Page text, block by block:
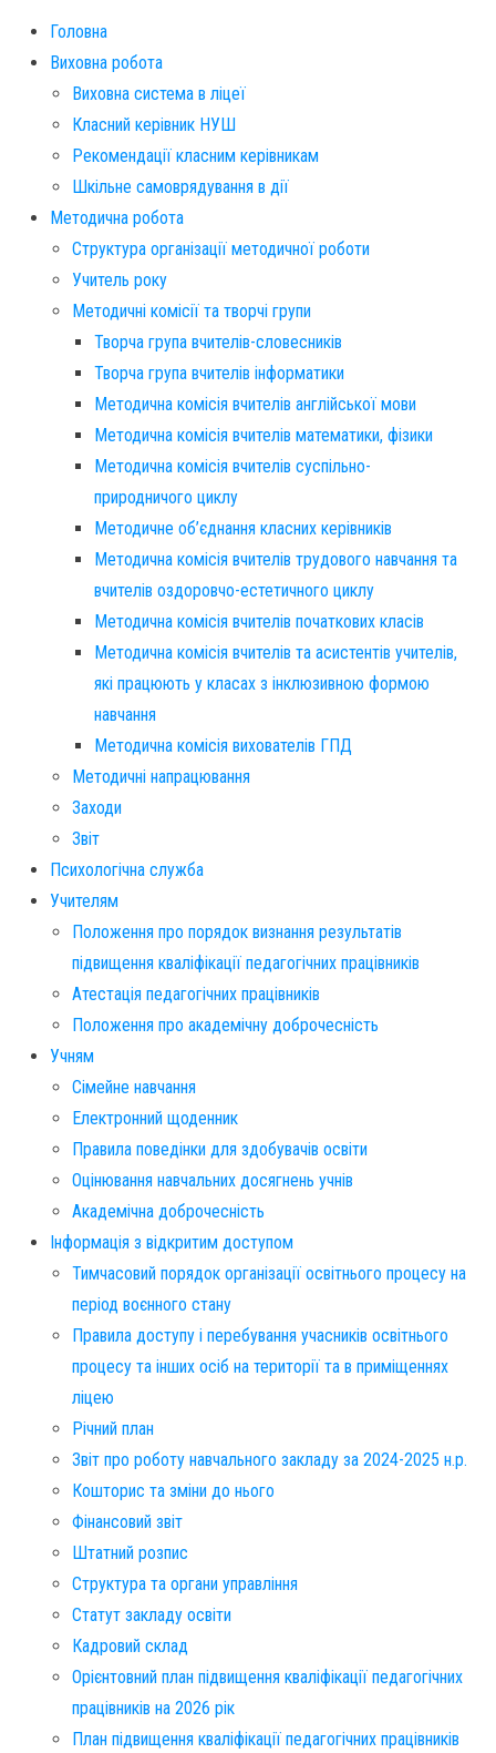
Головна
Виховна робота
Виховна система в ліцеї
Класний керівник НУШ
Рекомендації класним керівникам
Шкільне самоврядування в дії
Методична робота
Структура організації методичної роботи
Учитель року
Методичні комісії та творчі групи
Творча група вчителів-словесників
Творча група вчителів інформатики
Методична комісія вчителів англійської мови
Методична комісія вчителів математики, фізики
Методична комісія вчителів суспільно-
природничого циклу
Методичне об’єднання класних керівників
Методична комісія вчителів трудового навчання та
вчителів оздоровчо-естетичного циклу
Методична комісія вчителів початкових класів
Методична комісія вчителів та асистентів учителів,
які працюють у класах з інклюзивною формою
навчання
Методична комісія вихователів ГПД
Методичні напрацювання
Заходи
Звіт
Психологічна служба
Учителям
Положення про порядок визнання результатів
підвищення кваліфікації педагогічних працівників
Атестація педагогічних працівників
Положення про академічну доброчесність
Учням
Сімейне навчання
Електронний щоденник
Правила поведінки для здобувачів освіти
Оцінювання навчальних досягнень учнів
Академічна доброчесність
Інформація з відкритим доступом
Тимчасовий порядок організації освітнього процесу на
період воєнного стану
Правила доступу і перебування учасників освітнього
процесу та інших осіб на території та в приміщеннях
ліцею
Річний план
Звіт про роботу навчального закладу за 2024-2025 н.р.
Кошторис та зміни до нього
Фінансовий звіт​
Штатний розпис​
Структура та органи управління
Статут закладу освіти
Кадровий склад
Орієнтовний план підвищення кваліфікації педагогічних
працівників на 2026 рік
План підвищення кваліфікації педагогічних працівників